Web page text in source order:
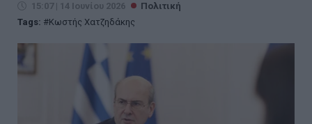
15:07 | 14 Ιουνίου 2026
Πολιτική
Tags:
Κωστής Χατζηδάκης